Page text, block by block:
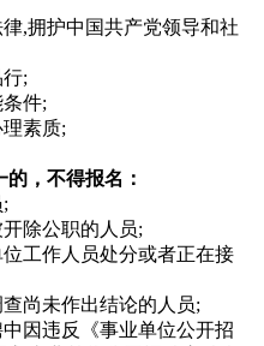
,拥护中国共产党领导和社
;
件;
素质;
的，不得报名：
除公职的人员;
工作人员处分或者正在接
尚未作出结论的人员;
因违反《事业单位公开招